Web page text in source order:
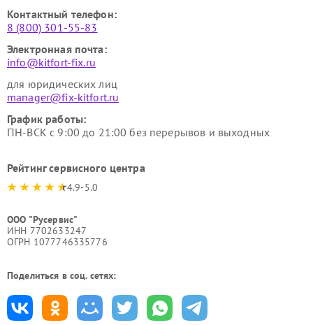
Контактный телефон:
8 (800) 301-55-83
Электронная почта:
info@kitfort-fix.ru
для юридических лиц
manager@fix-kitfort.ru
График работы:
ПН-ВСК с 9:00 до 21:00 без перерывов и выходных
Рейтинг сервисного центра
4.9-5.0
ООО "Русервис"
ИНН 7702633247
ОГРН 1077746335776
Поделиться в соц. сетях: